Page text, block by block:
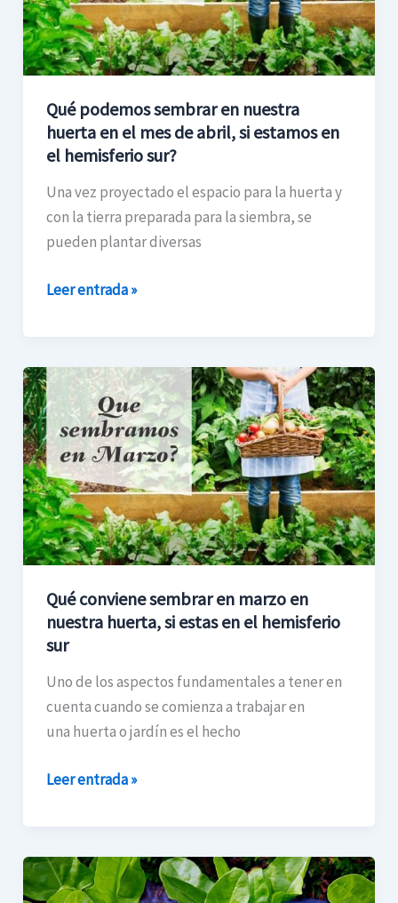
Qué podemos sembrar en nuestra
huerta en el mes de abril, si estamos en
el hemisferio sur?
Una vez proyectado el espacio para la huerta y
con la tierra preparada para la siembra, se
pueden plantar diversas
huerta
en
el
de
abril,
si
estamos
en
el
sur?
Leer entrada »
Qué conviene sembrar en marzo en
nuestra huerta, si estas en el hemisferio
sur
Uno de los aspectos fundamentales a tener en
cuenta cuando se comienza a trabajar en
una huerta o jardín es el hecho
Qué
conviene
sembrar
en
marzo
en
nuestra
huerta,
estas
en
el
hemisferio
sur
Leer entrada »
Acelga,
todo